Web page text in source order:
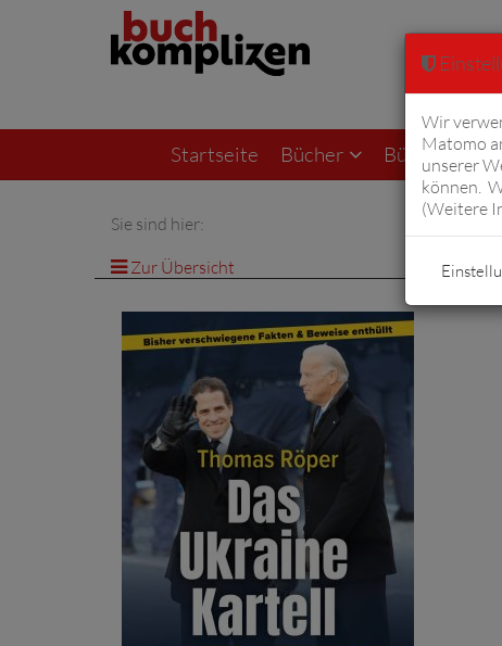
Startseite Bücher Bücher von
Sie sind hier:
Zur Übersicht
Wir
Matomo
unserer
können.
(Weitere